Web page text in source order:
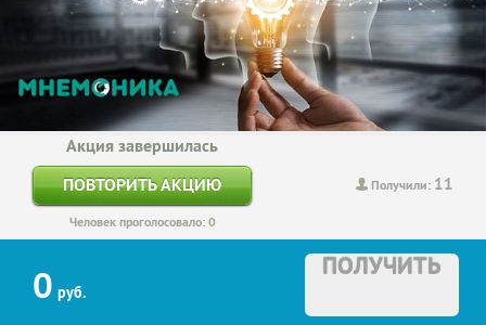
Получили: 11
Акция завершилась
ПОВТОРИТЬ АКЦИЮ
Человек проголосовало: 0
0 руб.
ПОЛУЧИТЬ